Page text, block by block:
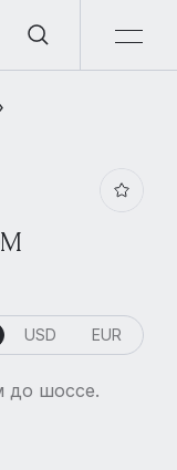
USD EUR
до шоссе.